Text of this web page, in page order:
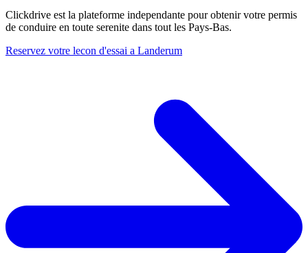
Clickdrive est la plateforme independante pour obtenir votre permis
de conduire en toute serenite dans tout les Pays-Bas.
Reservez votre lecon d'essai a Landerum